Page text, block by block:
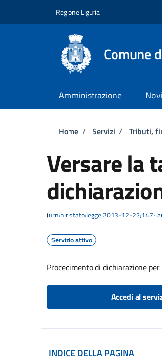
Regione Liguria
Comune
Amministrazione
Briciole di
Home / Servizi / Tributi,
Versare la
(urn:nir:stato:legge:2013-12-
Servizio attivo
Procedimento di dichiarazione
Accedi al
INDICE DELLA PAGINA